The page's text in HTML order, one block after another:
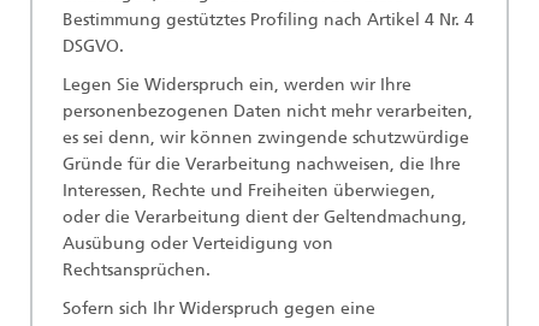
Bestimmung gestütztes Profiling nach Artikel 4 Nr. 4
DSGVO.
Legen Sie Widerspruch ein, werden wir Ihre
personenbezogenen Daten nicht mehr verarbeiten,
es sei denn, wir können zwingende schutzwürdige
Gründe für die Verarbeitung nachweisen, die Ihre
Interessen, Rechte und Freiheiten überwiegen,
oder die Verarbeitung dient der Geltendmachung,
Ausübung oder Verteidigung von
Rechtsansprüchen.
Sofern sich Ihr Widerspruch gegen eine